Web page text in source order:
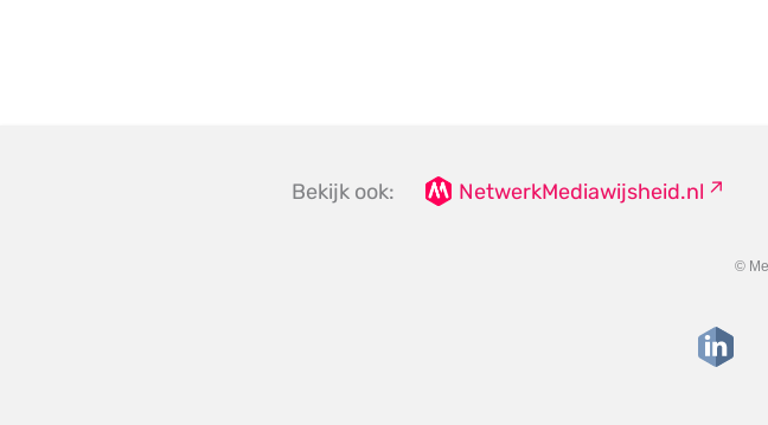
Bekijk ook: NetwerkMediawijsheid.nl
©